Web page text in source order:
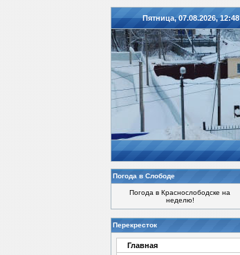
Пятница, 07.08.2026, 12:48
Погода в Слободе
Погода в Краснослободске на
неделю!
Перекресток
Главная